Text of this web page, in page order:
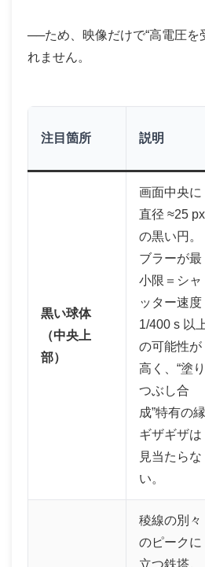
──ため、映像だけで“高電圧を
れません。
注目箇所 説明
黒い球体
（中央上
部）
画面中央に
直径 ≈25 px
の黒い円。
ブラーが最
小限＝シャ
ッター速度
1/400 s 以
の可能性が
高く、“塗り
つぶし合
成”特有の縁
ギザギザは
見当たらな
い。
稜線の別々
のピークに